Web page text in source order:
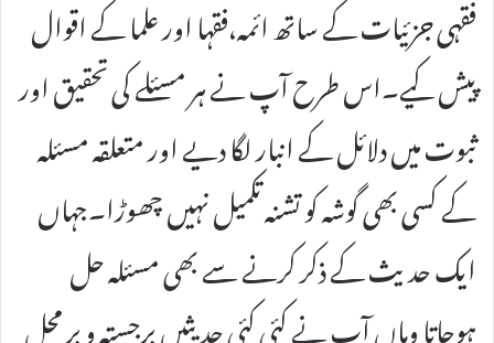
فقہی جزئیات کے ساتھ ائمہ،فقہا اور علما کے اقوال
پیش کیے۔اس طرح آپ نے ہر مسئلے کی تحقیق اور
ثبوت میں دلائل کے انبار لگا دیے اور متعلقہ مسئلہ
کے کسی بھی گوشہ کو تشنہ تکمیل نہیں چھوڑا۔جہاں
ایک حدیث کے ذکر کرنے سے بھی مسئلہ حل
ہوجاتا وہاں آپ نے کئی کئی حدیثیں برجستہ و بر محل